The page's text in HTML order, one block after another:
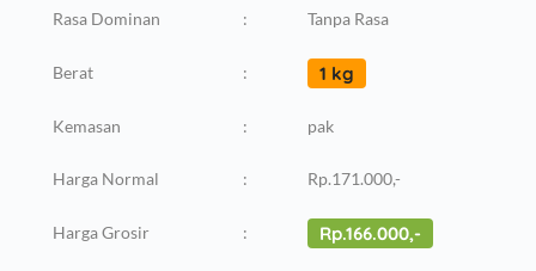
Rasa Dominan : Tanpa Rasa
Berat : 1 kg
Kemasan : pak
Harga Normal : Rp.171.000,-
Harga Grosir : Rp.166.000,-